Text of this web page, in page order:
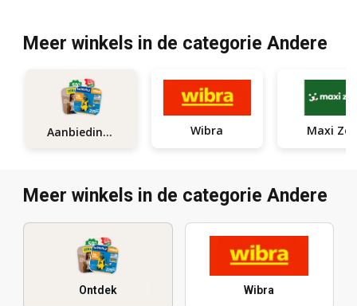
Meer winkels in de categorie Andere
Aanbiedingen Wibra Maxi
Meer winkels in de categorie Andere
Ontdek Wibra